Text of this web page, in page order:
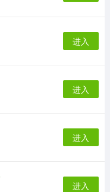
进入
进入
进入
进入